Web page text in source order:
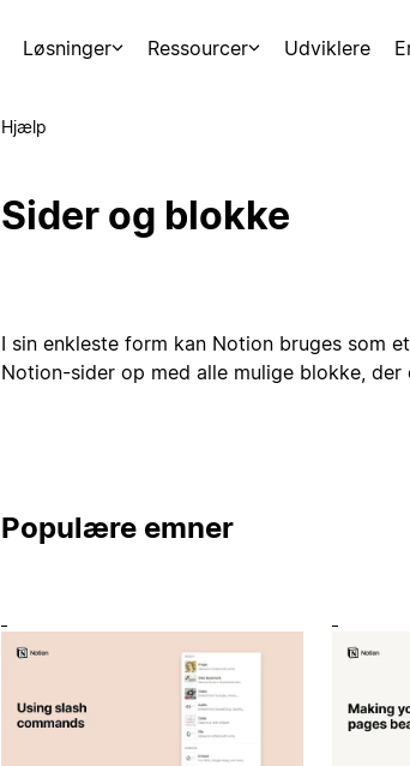
Løsninger Ressourcer Udviklere
Hjælp
Sider og blokke
I sin enkleste form kan Notion bruges som
Notion-sider op med alle mulige blokke,
Populære emner